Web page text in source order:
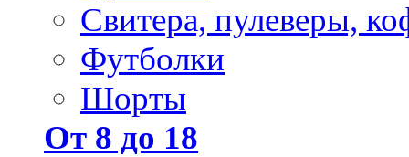
Свитера, пулеверы,
Футболки
Шорты
От 8 до 18